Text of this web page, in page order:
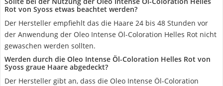
Rot von Syoss etwas beachtet werden?
Der Hersteller empfiehlt das die Haare 24 bis 48 Stunden vor
der Anwendung der Oleo Intense Öl-Coloration Helles Rot nicht
gewaschen werden sollten.
Werden durch die Oleo Intense Öl-Coloration Helles Rot von
Syoss graue Haare abgedeckt?
Der Hersteller gibt an, dass die Oleo Intense Öl-Coloration